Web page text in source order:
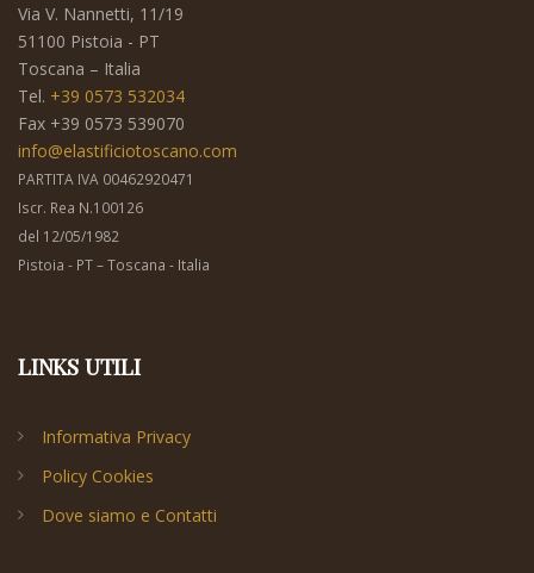
Via V. Nannetti, 11/19
51100 Pistoia - PT
Toscana – Italia
Tel. +39 0573 532034
Fax +39 0573 539070
info@elastificiotoscano.com
PARTITA IVA 00462920471
Iscr. Rea N.100126
del 12/05/1982
Pistoia - PT – Toscana - Italia
LINKS UTILI
Informativa Privacy
Policy Cookies
Dove siamo e Contatti